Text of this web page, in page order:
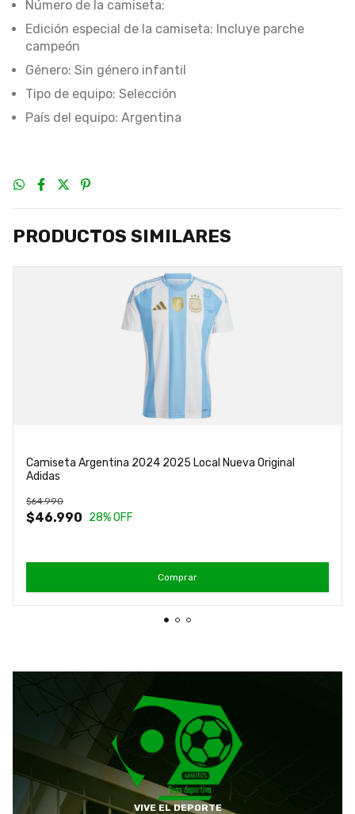
Número de la camiseta:
Edición especial de la camiseta: Incluye parche
campeón
Género: Sin género infantil
Tipo de equipo: Selección
País del equipo: Argentina
PRODUCTOS SIMILARES
Camiseta Argentina 2024 2025 Local Nueva Original
Adidas
$46.990
$64.990
28% OFF
Comprar
VIVE EL DEPORTE